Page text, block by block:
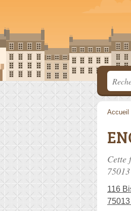
Accueil
Cette
116